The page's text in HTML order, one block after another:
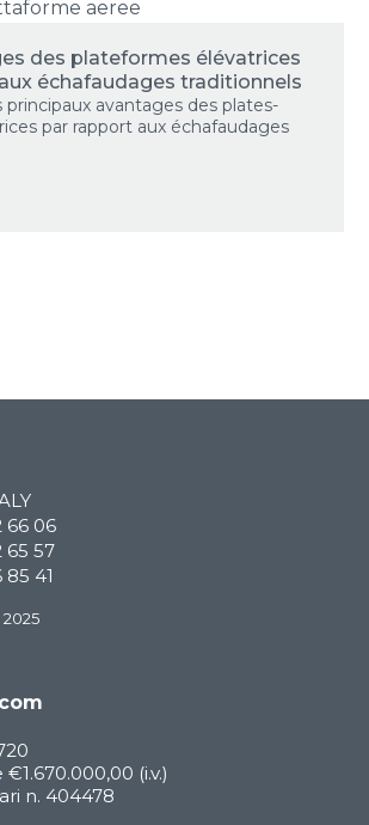
des plateformes élévatrices
échafaudages traditionnels
principaux avantages des plates-
par rapport aux échafaudages
66 06
65 57
41
(i.v.)
n. 404478